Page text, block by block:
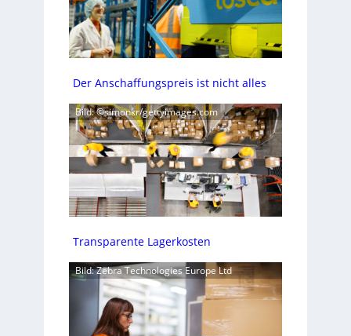
Der Anschaffungspreis ist nicht alles
Bild: ©simonkr/gettyimages.com
Transparente Lagerkosten
Bild: Zebra Technologies Europe Ltd